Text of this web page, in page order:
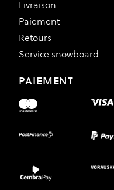
Livraison
Paiement
Retours
Service snowboard
PAIEMENT